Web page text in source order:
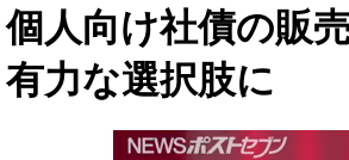
個人向け社債の販
有力な選択肢に